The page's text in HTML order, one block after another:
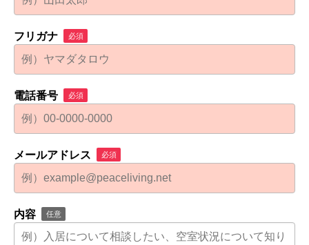
フリガナ 必須
電話番号 必須
メールアドレス 必須
内容 任意